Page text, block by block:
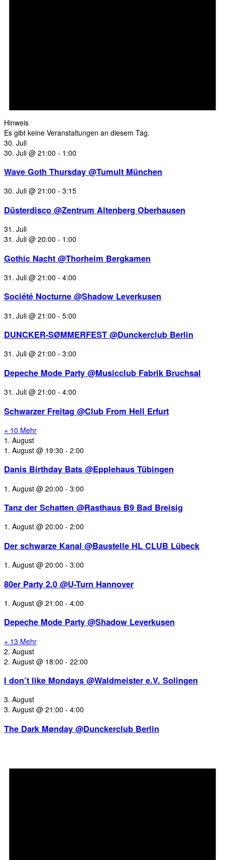
Hinweis
Es gibt keine Veranstaltungen an diesem Tag.
30. Juli
30. Juli @ 21:00 - 1:00
Wave Goth Thursday @Tumult München
30. Juli @ 21:00 - 3:15
Düsterdisco @Zentrum Altenberg Oberhausen
31. Juli
31. Juli @ 20:00 - 1:00
Gothic Nacht @Thorheim Bergkamen
31. Juli @ 21:00 - 4:00
Société Nocturne @Shadow Leverkusen
31. Juli @ 21:00 - 5:00
DUNCKER-SØMMERFEST @Dunckerclub Berlin
31. Juli @ 21:00 - 3:00
Depeche Mode Party @Musicclub Fabrik Bruchsal
31. Juli @ 21:00 - 4:00
Schwarzer Freitag @Club From Hell Erfurt
+ 10 Mehr
1. August
1. August @ 19:30 - 2:00
Danis Birthday Bats @Epplehaus Tübingen
1. August @ 20:00 - 3:00
Tanz der Schatten @Rasthaus B9 Bad Breisig
1. August @ 20:00 - 2:00
Der schwarze Kanal @Baustelle HL CLUB Lübeck
1. August @ 20:00 - 3:00
80er Party 2.0 @U-Turn Hannover
1. August @ 21:00 - 4:00
Depeche Mode Party @Shadow Leverkusen
+ 13 Mehr
2. August
2. August @ 18:00 - 22:00
I don’t like Mondays @Waldmeister e.V. Solingen
3. August
3. August @ 21:00 - 4:00
The Dark Mønday @Dunckerclub Berlin